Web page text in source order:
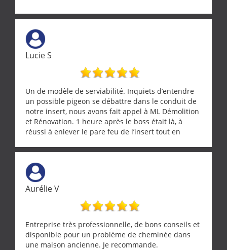
Lucie S
Un de modèle de serviabilité. Inquiets d’entendre
un possible pigeon se débattre dans le conduit de
notre insert, nous avons fait appel à ML Démolition
et Rénovation. 1 heure après le boss était là, à
réussi à enlever le pare feu de l’insert tout en
tourterelle et s’est ensuite patiemment occupé de
l’oiseau jusqu’à ce qu’il reprenne ses esprits et
puisse s’envoler. Après quoi il a procédé au
ramonage de notre insert avec dextérité et une
grande propreté, nous gratifiant également de
nombreux conseils concernant d’autres sujets. Un
entrepreneur comme on souhaite en rencontrer.
Encore un grand merci à lui.
Aurélie V
Entreprise très professionnelle, de bons conseils et
disponible pour un problème de cheminée dans
une maison ancienne. Je recommande.